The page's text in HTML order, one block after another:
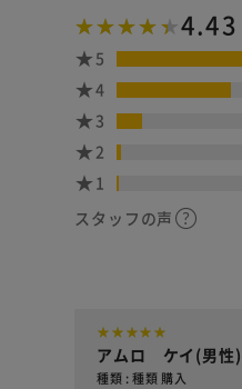
4.43
5
4
3
2
1
スタッフの声
アムロ ケイ(男性)
種類 : 種類 購入